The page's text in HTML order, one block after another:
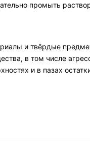
промыть
и твёрдые
в том числе
и в пазах